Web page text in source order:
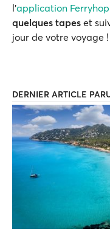
l'application
quelques tapes et
jour de votre voyage !
DERNIER ARTICLE